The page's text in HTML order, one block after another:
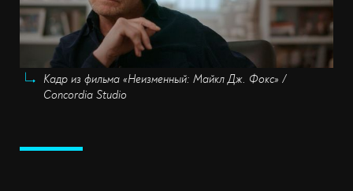
Кадр из фильма «Неизменный: Майкл Дж. Фокс» /
Concordia Studio